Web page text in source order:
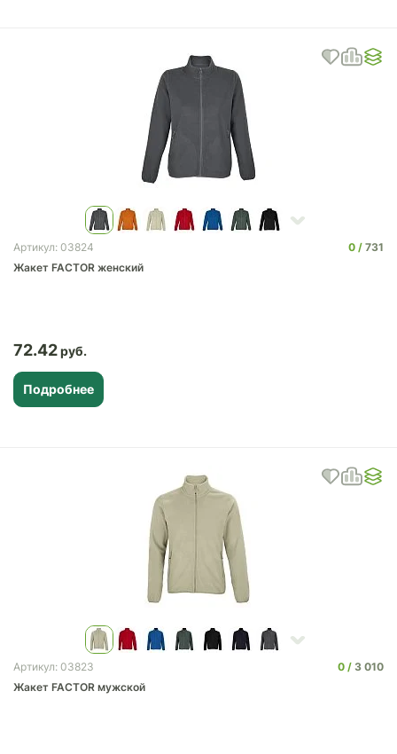
Артикул: 03824 0
731
Жакет FACTOR женский
72.42
Подробнее
Артикул: 03823 0
3 010
Жакет FACTOR мужской